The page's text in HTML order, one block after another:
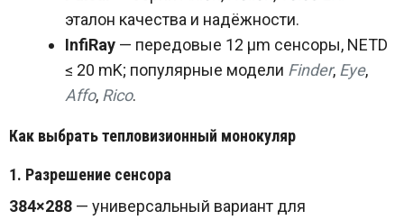
эталон качества и надёжности.
InfiRay— передовые 12 μm сенсоры, NETD
≤ 20 mK; популярные модели Finder, Eye,
Affo, Rico.
Как выбрать тепловизионный монокуляр
1. Разрешение сенсора
384×288 — универсальный вариант для